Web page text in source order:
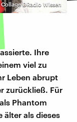
DRadio Wissen
Ihre
viel zu
Leben abrupt
zurückließ. Für
Phantom
älter als dieses